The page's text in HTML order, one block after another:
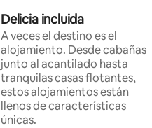
Delicia incluida
A veces el destino es el
alojamiento. Desde cabañas
junto al acantilado hasta
tranquilas casas flotantes,
estos alojamientos están
llenos de características
únicas.